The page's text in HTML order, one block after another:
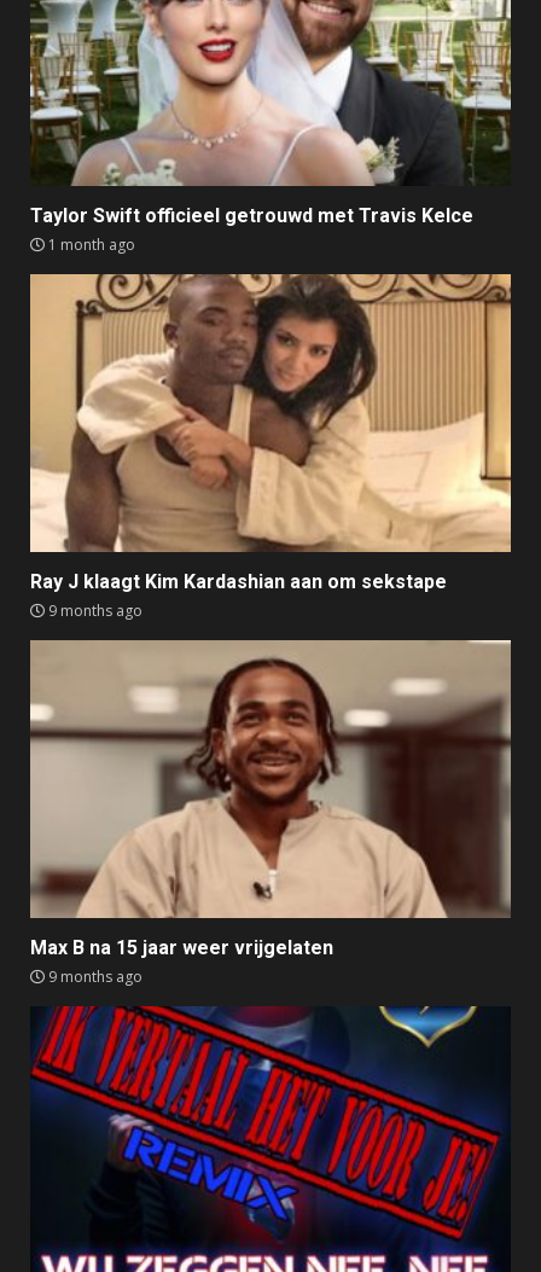
Taylor Swift officieel getrouwd met Travis Kelce
1 month ago
Ray J klaagt Kim Kardashian aan om sekstape
9 months ago
Max B na 15 jaar weer vrijgelaten
9 months ago